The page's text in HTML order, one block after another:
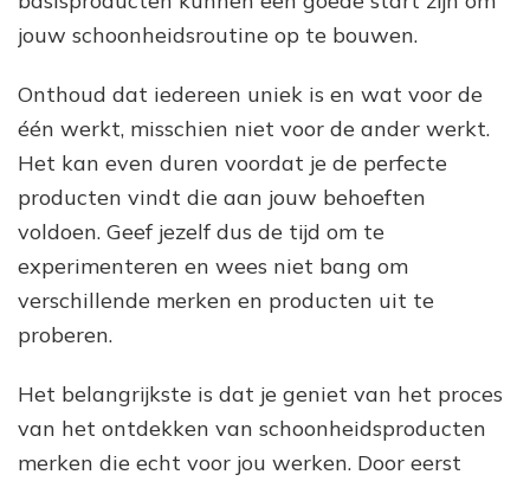
jouw schoonheidsroutine op te bouwen.
Onthoud dat iedereen uniek is en wat voor de
één werkt, misschien niet voor de ander werkt.
Het kan even duren voordat je de perfecte
producten vindt die aan jouw behoeften
voldoen. Geef jezelf dus de tijd om te
experimenteren en wees niet bang om
verschillende merken en producten uit te
proberen.
Het belangrijkste is dat je geniet van het proces
van het ontdekken van schoonheidsproducten
merken die echt voor jou werken. Door eerst